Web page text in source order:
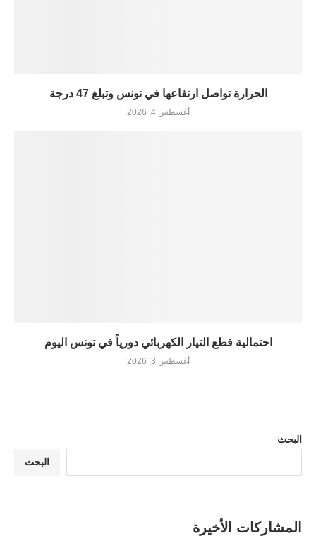
الحرارة تواصل ارتفاعها في تونس وتبلغ 47 درجة
أغسطس 4, 2026
احتمالية قطع التيار الكهربائي دورياً في تونس اليوم
أغسطس 3, 2026
البحث
البحث
المشاركات الأخيرة